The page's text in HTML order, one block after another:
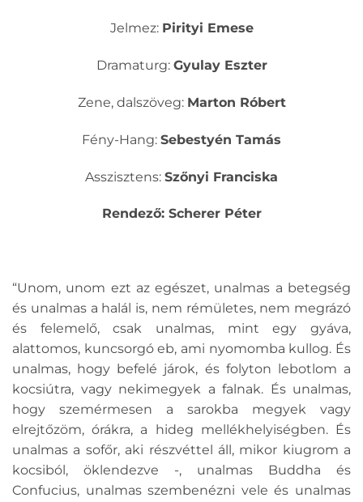
Jelmez: Pirityi Emese
Dramaturg: Gyulay Eszter
Zene, dalszöveg: Marton Róbert
Fény-Hang: Sebestyén Tamás
Asszisztens: Szőnyi Franciska
Rendező: Scherer Péter
“Unom, unom ezt az egészet, unalmas a betegség
és unalmas a halál is, nem rémületes, nem megrázó
és felemelő, csak unalmas, mint egy gyáva,
alattomos, kuncsorgó eb, ami nyomomba kullog. És
unalmas, hogy befelé járok, és folyton lebotlom a
kocsiútra, vagy nekimegyek a falnak. És unalmas,
hogy szemérmesen a sarokba megyek vagy
elrejtőzöm, órákra, a hideg mellékhelyiségben. És
unalmas a sofőr, aki részvéttel áll, mikor kiugrom a
kocsiból, öklendezve -, unalmas Buddha és
Confucius, unalmas szembenézni vele és unalmas